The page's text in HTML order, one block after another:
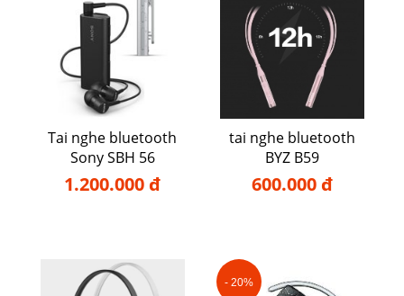
Tai nghe bluetooth
Sony SBH 56
1.200.000 đ
tai nghe bluetooth
BYZ B59
600.000 đ
- 20%